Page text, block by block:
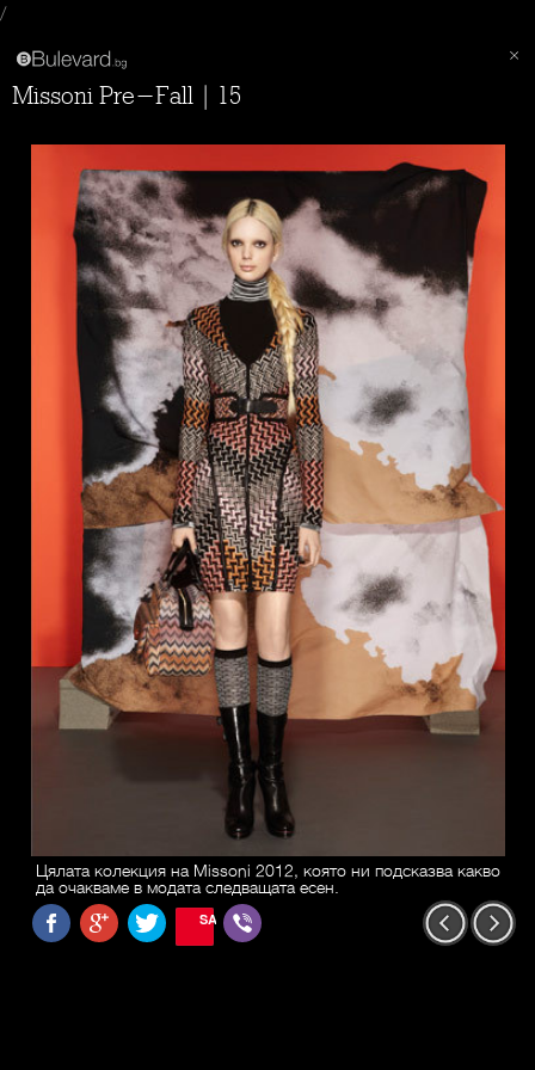
/
Missoni Pre-Fall | 15
Цялата колекция на Missoni 2012, която ни подсказва какво
да очакваме в модата следващата есен.
SAVE